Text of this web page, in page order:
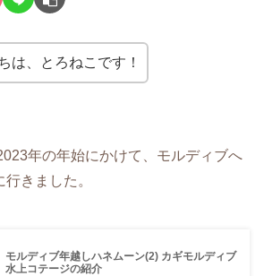
は、とろねこです！
年の年始にかけて、モルディブへ
きました。
モルディブ年越しハネムーン(2) カギモルディブ
水上コテージの紹介